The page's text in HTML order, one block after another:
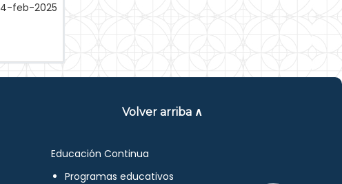
4-feb-2025
Volver arriba ∧
Educación Continua
Programas educativos